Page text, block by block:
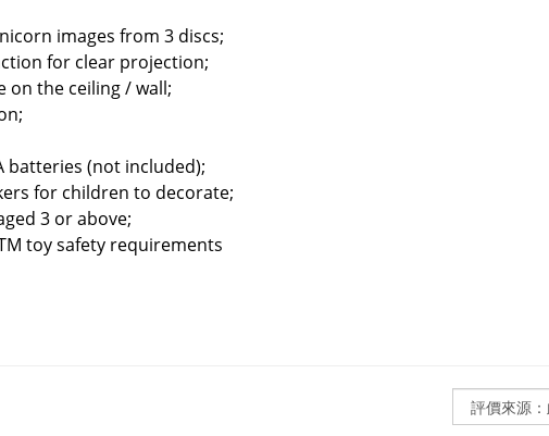
images from 3 discs;
for clear projection;
on the ceiling / wall;
batteries (not included);
for children to decorate;
3 or above;
toy safety requirements